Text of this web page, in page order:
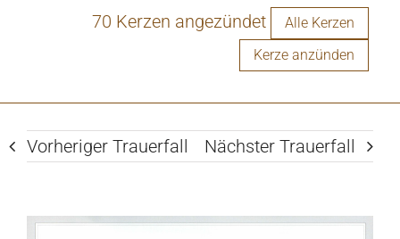
70 Kerzen angezündet
Alle Kerzen
Kerze anzünden
Vorheriger Trauerfall Nächster Trauerfall